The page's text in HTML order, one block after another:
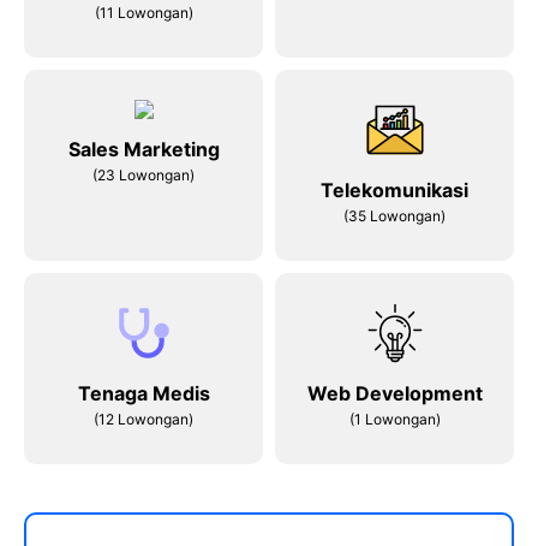
(11 Lowongan)
Sales Marketing
(23 Lowongan)
Telekomunikasi
(35 Lowongan)
Tenaga Medis
(12 Lowongan)
Web Development
(1 Lowongan)